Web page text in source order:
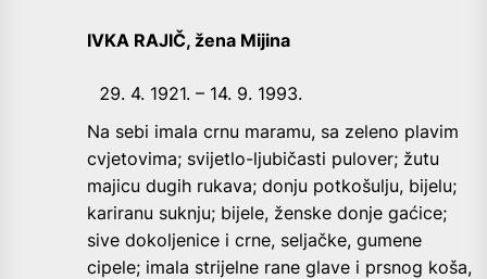
IVKA RAJIČ, žena Mijina
4. 1921. – 14. 9. 1993.
Na sebi imala crnu maramu, sa zeleno plavim
cvjetovima; svijetlo-ljubičasti pulover; žutu
majicu dugih rukava; donju potkošulju, bijelu;
kariranu suknju; bijele, ženske donje gaćice;
sive dokoljenice i crne, seljačke, gumene
cipele; imala strijelne rane glave i prsnog koša,